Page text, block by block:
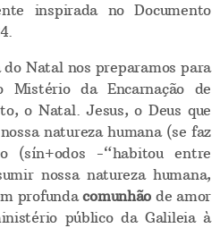
inspirada no Documento
nos preparamos para
Mistério da Encarnação de
o Natal. Jesus, o Deus que
natureza humana (se faz
(sín+odos -“habitou entre
nossa natureza humana,
profundacomunhão de amor
público da Galileia à